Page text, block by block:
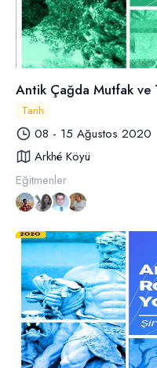
Antik Çağda Mutfak ve
Tarih
08 - 15 Ağustos 2020
Arkhé Köyü
Eğitmenler